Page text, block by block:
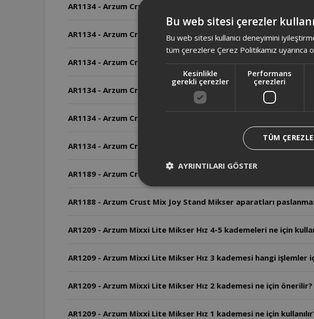
AR1134 - Arzum Crust Mıx Eco Stand Mıkser en fazla ne kadar
AR1134 - Arzum Crust Mıx Eco Stand Mıkser haznesi kaç litredir?
AR1134 - Arzum Crust Mıx Eco Stand Mıkser ürün ağırlığı nedir?
AR1134 - Arzum Crust Mıx Eco Stand Mıkser kaç wattır?
AR1134 - Arzum Crust Mıx Eco Stand Mıkser aparatları bulaşık
AR1134 - Arzum Crust Mıx Eco Stand Mıkser çırpıcıların
AR1189 - Arzum Crust Mix Lite Stand Mikserin ana gövde
AR1188 - Arzum Crust Mix Joy Stand Mikser aparatları
AR1209 - Arzum Mixxi Lite Mikser Hız 4-5 kademeleri ne için
AR1209 - Arzum Mixxi Lite Mikser Hız 3 kademesi hangi işlemler
AR1209 - Arzum Mixxi Lite Mikser Hız 2 kademesi ne için önerilir?
AR1209 - Arzum Mixxi Lite Mikser Hız 1 kademesi ne için
Bu web sitesi çerezler
Bu web sitesi kullanıcı deneyimini
tüm çerezlere Çerez Politikamız uyarınca
Kesinlikle
gerekli çerezler
Performans
çerezleri
TÜM
AYRINTILARI GÖSTER